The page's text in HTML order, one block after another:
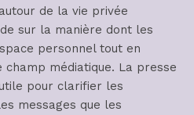
de la vie privée
sur la manière dont les
personnel tout en
médiatique. La presse
pour clarifier les
messages que les